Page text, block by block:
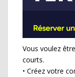
Vous voulez
courts.
• Créez votre